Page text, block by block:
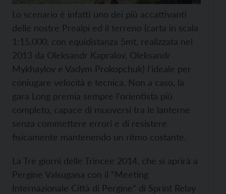
Lo scenario è infatti uno dei più accattivanti
delle nostre Prealpi ed il terreno (carta in scala
1:15.000, con equidistanza 5mt, realizzata nel
2013 da Oleksandr Kapralov, Oleksandr
Mykhaylov e Vadym Prokopchuk) l'ideale per
coniugare velocità e tecnica. Non a caso, la
gara Long premia sempre l'orientista più
completo, capace di muoversi tra le lanterne
senza commettere errori e di resistere
fisicamente mantenendo un ritmo costante.
La Tre giorni delle Trincee 2014, che si aprirà a
Pergine Valsugana con il “Meeting
Internazionale Città di Pergine” di Sprint Relay